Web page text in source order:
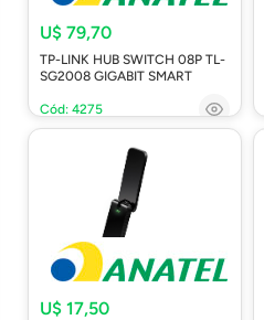
U$ 79,70
TP-LINK HUB SWITCH 08P TL-
SG2008 GIGABIT SMART
Cód: 4275
U$ 17,50